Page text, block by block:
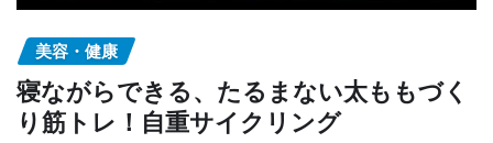
美容・健康
寝ながらできる、たるまない太ももづく
り筋トレ！自重サイクリング